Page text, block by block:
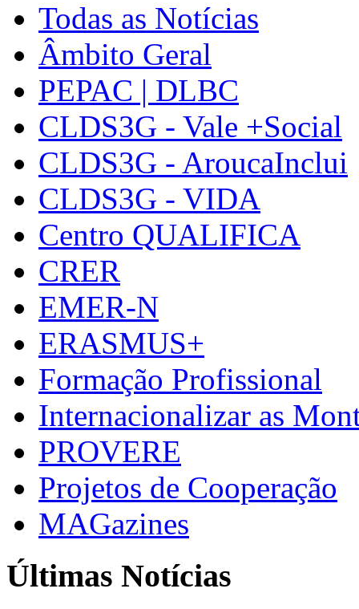
Todas as Notícias
Âmbito Geral
PEPAC | DLBC
CLDS3G - Vale +Social
CLDS3G - AroucaInclui
CLDS3G - VIDA
Centro QUALIFICA
CRER
EMER-N
ERASMUS+
Formação Profissional
Internacionalizar as
PROVERE
Projetos de Cooperação
MAGazines
Últimas Notícias